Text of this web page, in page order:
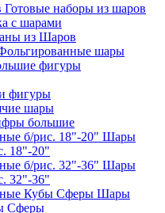
Готовые наборы из шаров
с шарами
из Шаров
шары
фигуры
фигуры
шары
большие
Шары
18"-20"
Шары
32"-36"
Шары
Сферы